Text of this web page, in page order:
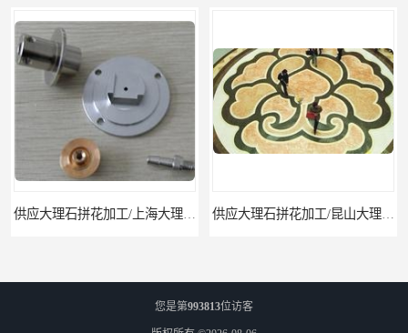
您是第993813位访客